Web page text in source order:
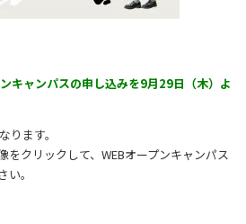
キャンパスの申し込みを9月29日（木）よ
ります。
をクリックして、WEBオープンキャンパス
。